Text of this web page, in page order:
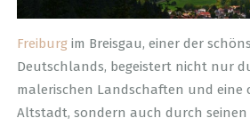
Freiburgim Breisgau, einer der
Deutschlands, begeistert nicht nur
malerischen Landschaften und eine
Altstadt, sondern auch durch seinen